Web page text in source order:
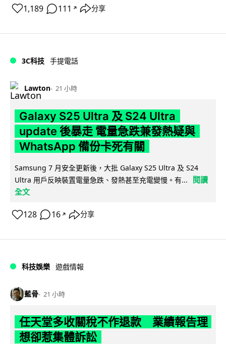
1,189 111 ↗ 分享
3C科技 手提電話
Lawton 21 小時
Galaxy S25 Ultra 及 S24 Ultra
update 後暴走 電量急跌兼發熱疑與
WhatsApp 備份卡死有關
Samsung 7 月安全更新後，大批 Galaxy S25 Ultra 及 S24
Ultra 用戶反映裝置電量急跌、發熱甚至充電變慢。有...
閱讀
全文
128 16 ↗ 分享
科技娛樂 遊戲情報
藍骨 21 小時
任天堂多收關稅不作退款 業績報告理
想卻惹集體訴訟